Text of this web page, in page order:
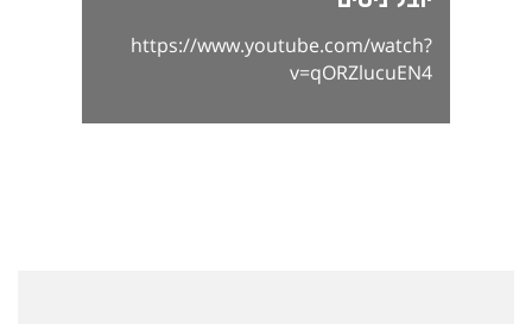
https://www.youtube.com/watch?
v=qORZlucuEN4